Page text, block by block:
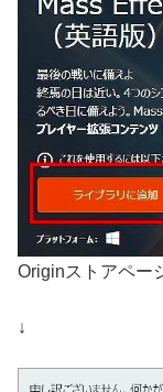
Originストアペー
↓